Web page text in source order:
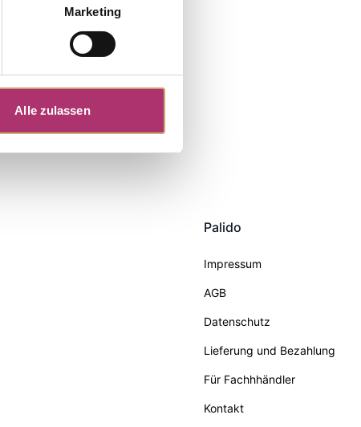
Marketing
Alle zulassen
Palido
Impressum
AGB
Datenschutz
Lieferung und Bezahlung
Für Fachhhändler
Kontakt